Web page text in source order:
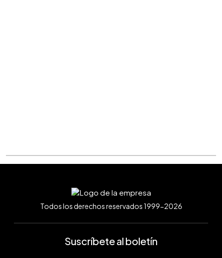
Todos los derechos reservados 1999-2026
Suscríbete al boletín